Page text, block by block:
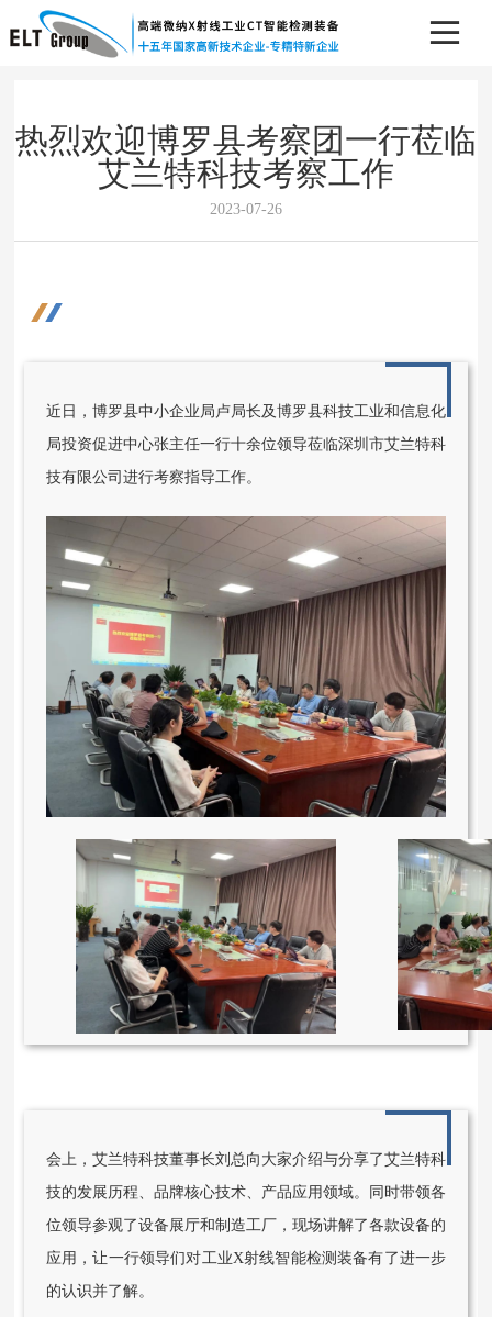
热烈欢迎博罗县考察团一行莅临
艾兰特科技考察工作
2023-07-26
近日，博罗县中小企业局卢局长及博罗县科技工业和信息化
局投资促进中心张主任一行十余位领导莅临深圳市艾兰特科
技有限公司进行考察指导工作。
会上，艾兰特科技董事长刘总向大家介绍与分享了艾兰特科
技的发展历程、品牌核心技术、产品应用领域。同时带领各
位领导参观了设备展厅和制造工厂，现场讲解了各款设备的
应用，让一行领导们对工业X射线智能检测装备有了进一步
的认识并了解。